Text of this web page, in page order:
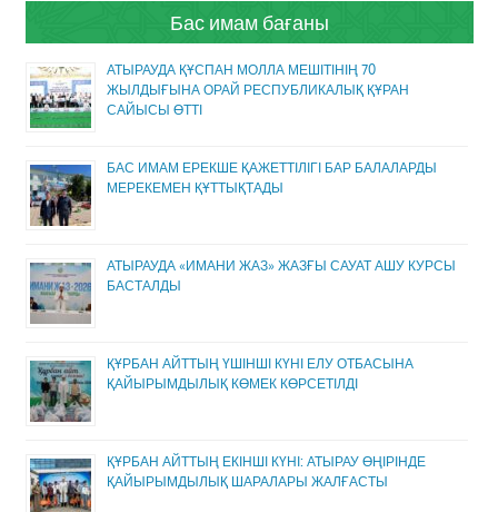
Бас имам бағаны
АТЫРАУДА ҚҰСПАН МОЛЛА МЕШІТІНІҢ 70
ЖЫЛДЫҒЫНА ОРАЙ РЕСПУБЛИКАЛЫҚ ҚҰРАН
САЙЫСЫ ӨТТІ
БАС ИМАМ ЕРЕКШЕ ҚАЖЕТТІЛІГІ БАР БАЛАЛАРДЫ
МЕРЕКЕМЕН ҚҰТТЫҚТАДЫ
АТЫРАУДА «ИМАНИ ЖАЗ» ЖАЗҒЫ САУАТ АШУ КУРСЫ
БАСТАЛДЫ
ҚҰРБАН АЙТТЫҢ ҮШІНШІ КҮНІ ЕЛУ ОТБАСЫНА
ҚАЙЫРЫМДЫЛЫҚ КӨМЕК КӨРСЕТІЛДІ
ҚҰРБАН АЙТТЫҢ ЕКІНШІ КҮНІ: АТЫРАУ ӨҢІРІНДЕ
ҚАЙЫРЫМДЫЛЫҚ ШАРАЛАРЫ ЖАЛҒАСТЫ